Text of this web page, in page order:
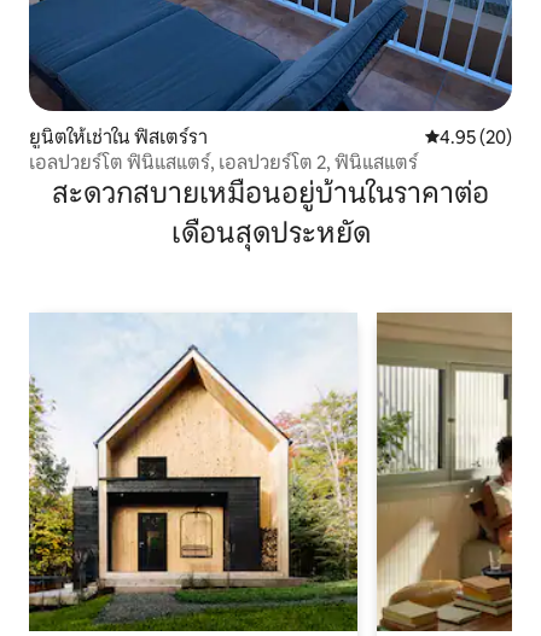
ยูนิตให้เช่าใน ฟิสเตร์รา คะแนนเฉลี่ย
4.95 (20)
เอลปวยร์โต ฟินิแสแตร์, เอลปวยร์โต 2, ฟินิแสแตร์
สะดวกสบายเหมือนอยู่บ้านในราคาต่อ
เดือนสุดประหยัด